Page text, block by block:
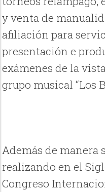
y venta de
afiliación para
presentación e
exámenes de la
grupo musical “Los
Además de manera
realizando en el
Congreso